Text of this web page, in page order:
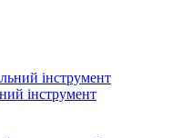
інструмент